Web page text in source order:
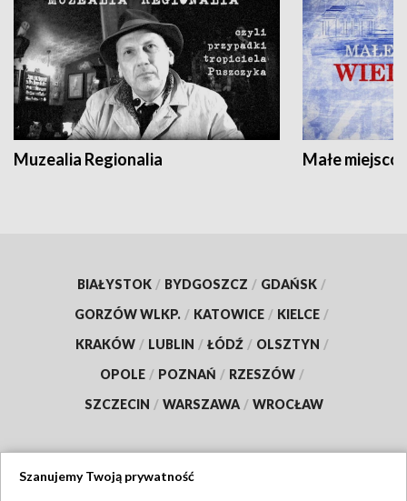
Muzealia Regionalia Małe
BIAŁYSTOK / BYDGOSZCZ / GDAŃSK /
GORZÓW WLKP. / KATOWICE / KIELCE /
KRAKÓW / LUBLIN / ŁÓDŹ / OLSZTYN /
OPOLE / POZNAŃ / RZESZÓW /
SZCZECIN / WARSZAWA / WROCŁAW
Szanujemy Twoją prywatność